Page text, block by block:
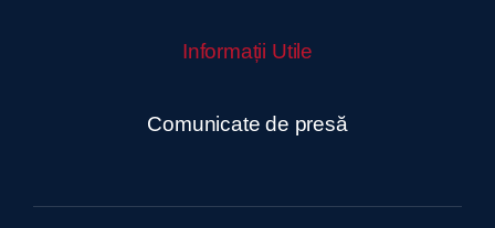
Informații Utile
Comunicate de presă